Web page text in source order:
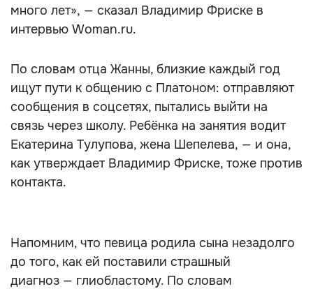
много лет», — сказал Владимир Фриске в
интервью Woman.ru.
По словам отца Жанны, близкие каждый год
ищут пути к общению с Платоном: отправляют
сообщения в соцсетях, пытались выйти на
связь через школу. Ребёнка на занятия водит
Екатерина Тулупова, жена Шепелева, — и она,
как утверждает Владимир Фриске, тоже против
контакта.
Напомним, что певица родила сына незадолго
до того, как ей поставили страшный
диагноз — глиобластому. По словам